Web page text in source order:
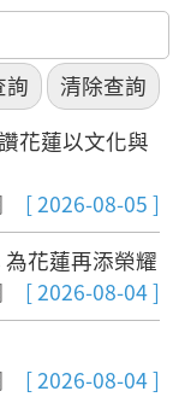
花蓮以文化與
[ 2026-08-05 ]
花蓮再添榮耀
[ 2026-08-04 ]
[ 2026-08-04 ]